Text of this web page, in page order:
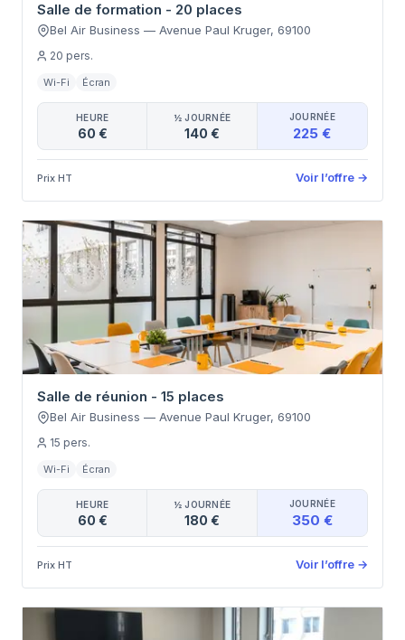
Salle de formation - 20 places
Bel Air Business — Avenue Paul Kruger, 69100
20 pers.
Wi-Fi Écran
HEURE
60 €
½ JOURNÉE
140 €
JOURNÉE
225 €
Prix HT Voir l’offre →
Salle de réunion - 15 places
Bel Air Business — Avenue Paul Kruger, 69100
15 pers.
Wi-Fi Écran
HEURE
60 €
½ JOURNÉE
180 €
JOURNÉE
350 €
Prix HT Voir l’offre →